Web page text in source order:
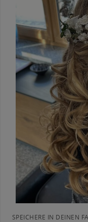
SPEICHERE IN DEINEN